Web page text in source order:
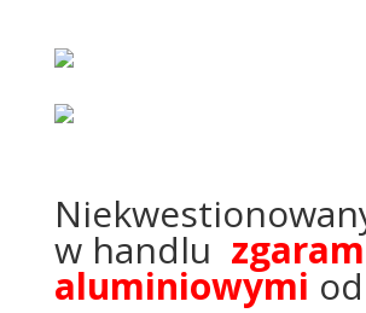
w handlu
aluminiowymi